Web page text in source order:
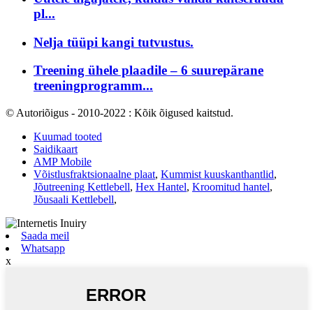
pl...
Nelja tüüpi kangi tutvustus.
Treening ühele plaadile – 6 suurepärane
treeningprogramm...
© Autoriõigus - 2010-2022 : Kõik õigused kaitstud.
Kuumad tooted
Saidikaart
AMP Mobile
Võistlusfraktsionaalne plaat, Kummist kuuskanthantlid,
Jõutreening Kettlebell, Hex Hantel, Kroomitud hantel,
Jõusaali Kettlebell,
Saada meil
Whatsapp
x